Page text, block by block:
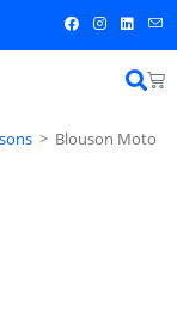
> Blouson Moto